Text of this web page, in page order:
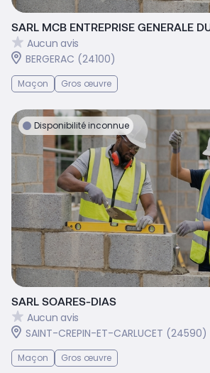
SARL MCB ENTREPRISE GENERALE
Aucun avis
BERGERAC (24100)
Maçon Gros œuvre
Disponibilité inconnue
SARL SOARES-DIAS
Aucun avis
SAINT-CREPIN-ET-CARLUCET (24590)
Maçon Gros œuvre